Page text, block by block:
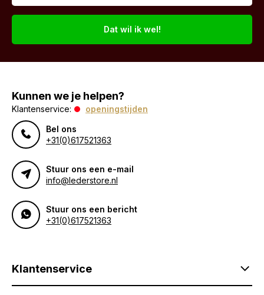
Dat wil ik wel!
Kunnen we je helpen?
Klantenservice:
openingstijden
Bel ons
+31(0)617521363
Stuur ons een e-mail
info@lederstore.nl
Stuur ons een bericht
+31(0)617521363
Klantenservice